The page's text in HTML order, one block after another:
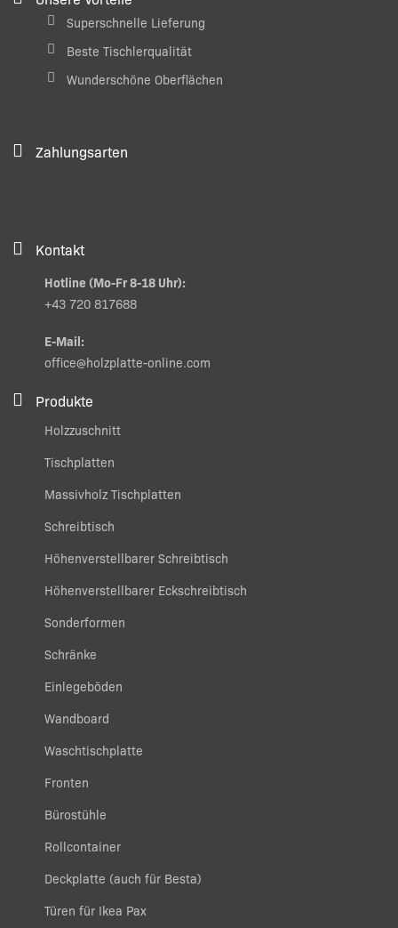
Superschnelle Lieferung
Beste Tischlerqualität
Wunderschöne Oberflächen
Zahlungsarten
Kontakt
Hotline (Mo-Fr 8-18 Uhr):
+43 720 817688
E-Mail:
office@holzplatte-online.com
Produkte
Holzzuschnitt
Tischplatten
Massivholz Tischplatten
Schreibtisch
Höhenverstellbarer Schreibtisch
Höhenverstellbarer Eckschreibtisch
Sonderformen
Schränke
Einlegeböden
Wandboard
Waschtischplatte
Fronten
Bürostühle
Rollcontainer
Deckplatte (auch für Besta)
Türen für Ikea Pax